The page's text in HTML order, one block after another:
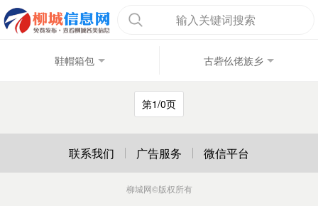
输入关键词搜索
鞋帽箱包 古砦仫佬族乡
第1/0页
联系我们 广告服务 微信平台
柳城网©版权所有